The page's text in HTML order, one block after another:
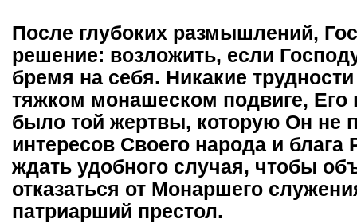
После глубоких размышлений,
решение: возложить, если
бремя на себя. Никакие
тяжком монашеском подвиге, Его
было той жертвы, которую Он не
интересов Своего народа и
ждать удобного случая, чтобы
отказаться от Монаршего
патриарший престол.